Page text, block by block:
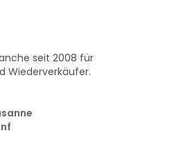
seit 2008 für
Wiederverkäufer.